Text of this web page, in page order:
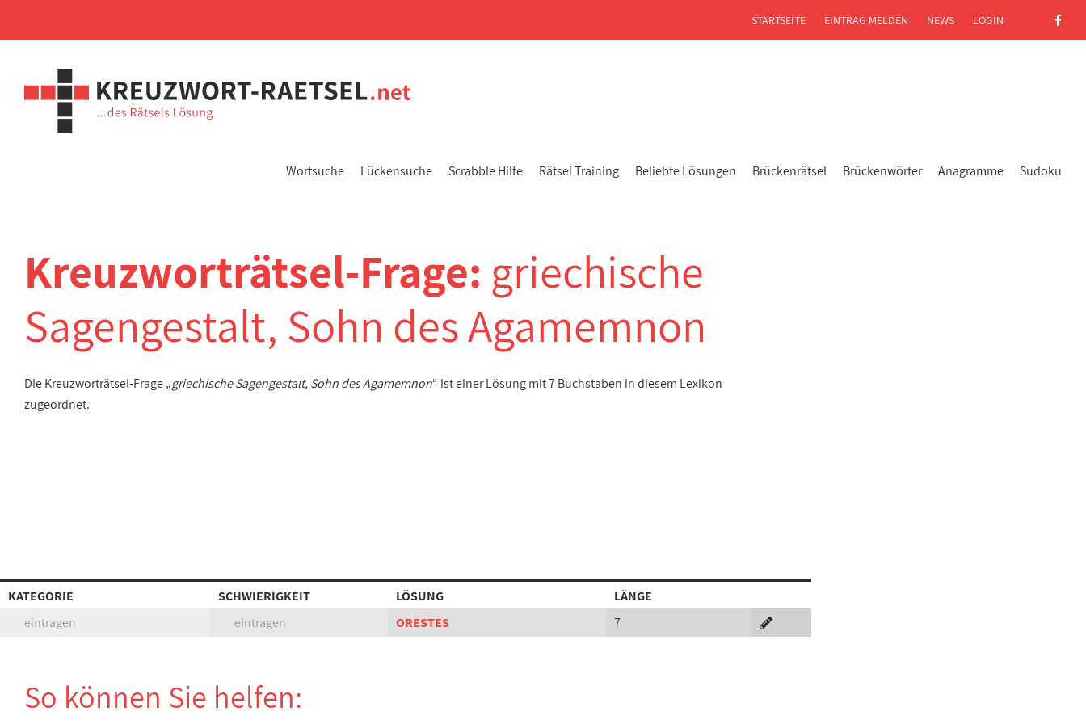
Wortsuche Lückensuche Scrabble Hilfe Rätsel Training Beliebte Lösungen Brückenrätsel Brückenwörter Anagramme Sudoku
STARTSEITE EINTRAG MELDEN NEWS LOGIN
Kreuzworträtsel-Frage: griechische
Sagengestalt, Sohn des Agamemnon
Die Kreuzworträtsel-Frage „griechische Sagengestalt, Sohn des Agamemnon“ ist einer Lösung mit 7 Buchstaben in diesem Lexikon
zugeordnet.
KATEGORIE SCHWIERIGKEIT LÖSUNG
LÄNGE
eintragen
eintragen ORESTES 7
So können Sie helfen: